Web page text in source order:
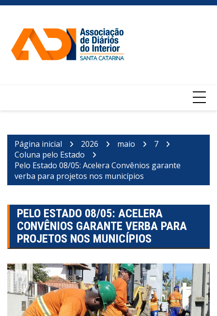
Ir
conteúdo
Página inicial 2026 maio
7
Coluna pelo Estado
Pelo Estado 08/05: Acelera Convênios garante
verba para projetos nos municípios
PELO ESTADO 08/05: ACELERA
CONVÊNIOS GARANTE VERBA PARA
PROJETOS NOS MUNICÍPIOS